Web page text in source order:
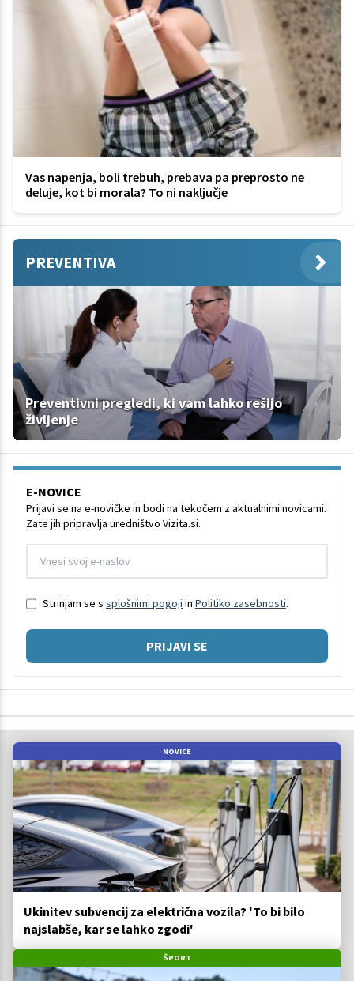
Vas napenja, boli trebuh, prebava pa preprosto ne
deluje, kot bi morala? To ni naključje
PREVENTIVA
Preventivni pregledi, ki vam lahko rešijo
življenje
E-NOVICE
Prijavi se na e-novičke in bodi na tekočem z aktualnimi novicami.
Zate jih pripravlja uredništvo Vizita.si.
Strinjam se s splošnimi pogoji in Politiko zasebnosti.
PRIJAVI SE
NOVICE
Ukinitev subvencij za električna vozila? 'To bi bilo
najslabše, kar se lahko zgodi'
ŠPORT